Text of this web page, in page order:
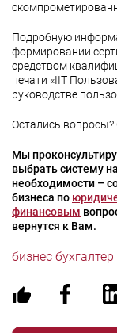
Подробную
формировании
средством
печати «ІІТ
руководстве
Остались
Мы
выбрать систему
необходимости –
бизнеса по
финансовым
вернутся к Вам.
бизнес бухгалтер